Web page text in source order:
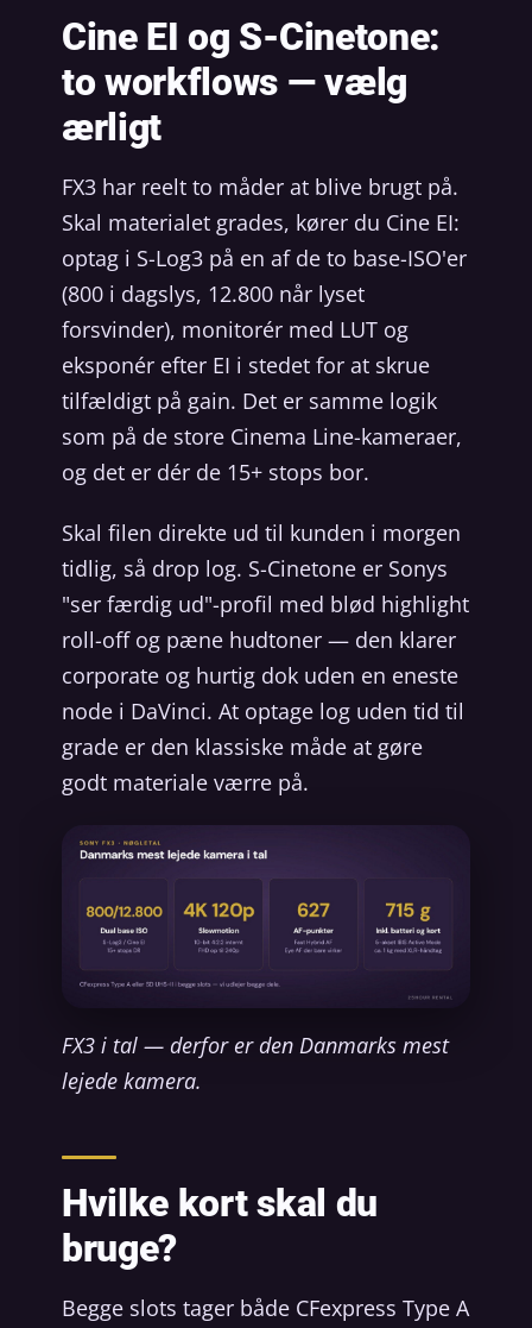
Cine EI og S-Cinetone:
to workflows — vælg
ærligt
FX3 har reelt to måder at blive brugt på.
Skal materialet grades, kører du Cine EI:
optag i S-Log3 på en af de to base-ISO'er
(800 i dagslys, 12.800 når lyset
forsvinder), monitorér med LUT og
eksponér efter EI i stedet for at skrue
tilfældigt på gain. Det er samme logik
som på de store Cinema Line-kameraer,
og det er dér de 15+ stops bor.
Skal filen direkte ud til kunden i morgen
tidlig, så drop log. S-Cinetone er Sonys
"ser færdig ud"-profil med blød highlight
roll-off og pæne hudtoner — den klarer
corporate og hurtig dok uden en eneste
node i DaVinci. At optage log uden tid til
grade er den klassiske måde at gøre
godt materiale værre på.
FX3 i tal — derfor er den Danmarks mest
lejede kamera.
Hvilke kort skal du
bruge?
Begge slots tager både CFexpress Type A